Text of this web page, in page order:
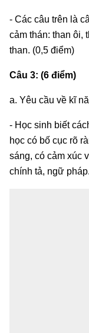
- Các câu trên là
cảm thán: than ôi,
than. (0,5 điểm)
Câu 3: (6 điểm)
a. Yêu cầu về kĩ
- Học sinh biết
học có bố cục rõ
sáng, có cảm xúc
chính tả, ngữ pháp.